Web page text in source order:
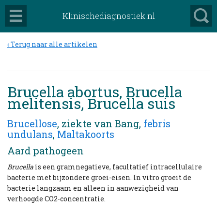
Klinischediagnostiek.nl
Terug naar alle artikelen
Brucella abortus, Brucella
melitensis, Brucella suis
Brucellose, ziekte van Bang, febris
undulans, Maltakoorts
Aard pathogeen
Brucella is een gramnegatieve, facultatief intracellulaire
bacterie met bijzondere groei-eisen. In vitro groeit de
bacterie langzaam en alleen in aanwezigheid van
verhoogde CO2-concentratie.